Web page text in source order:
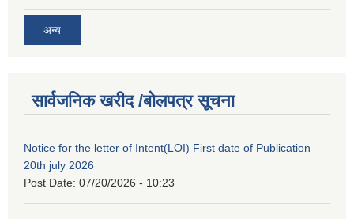
अन्य
सार्वजनिक खरीद /बोलपत्र सूचना
Notice for the letter of Intent(LOI) First date of Publication
20th july 2026
Post Date: 07/20/2026 - 10:23